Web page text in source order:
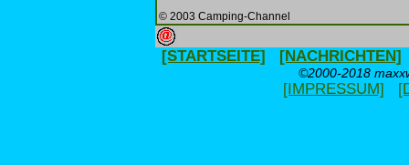
© 2003 Camping-Channel
[STARTSEITE] [NACHRICHTEN]
©2000-2018
[IMPRESSUM]